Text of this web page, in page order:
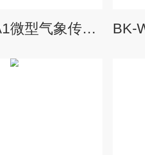
BK-WQX2A1微型气象传感器厂家